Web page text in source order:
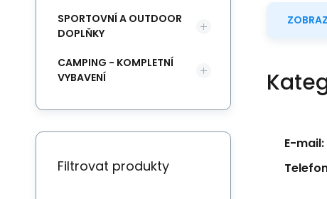
E-mail:
SPORTOVNÍ A OUTDOOR
DOPLŇKY
CAMPING - KOMPLETNÍ
VYBAVENÍ
Filtrovat produkty